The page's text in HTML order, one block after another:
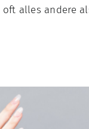
alles andere